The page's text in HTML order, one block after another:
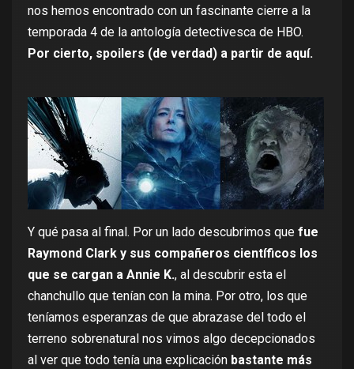
nos hemos encontrado con un fascinante cierre a la
temporada 4 de la antología detectivesca de HBO.
Por cierto, spoilers (de verdad) a partir de aquí.
Y qué pasa al final. Por un lado descubrimos que fue
Raymond Clark y sus compañeros científicos los
que se cargan a Annie K., al descubrir esta el
chanchullo que tenían con la mina. Por otro, los que
teníamos esperanzas de que abrazase del todo el
terreno sobrenatural nos vimos algo decepcionados
al ver que todo tenía una explicación bastante más